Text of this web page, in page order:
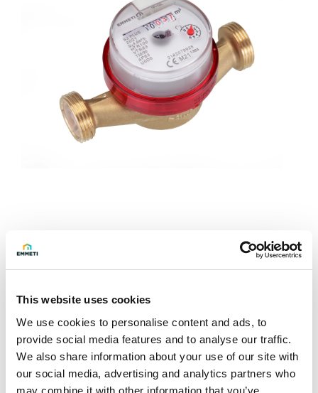
This website uses cookies
We use cookies to personalise content and ads, to
provide social media features and to analyse our traffic.
We also share information about your use of our site with
our social media, advertising and analytics partners who
may combine it with other information that you’ve
Richiedi info
Contatore a getto unico a quadrante asciutto con corpo in